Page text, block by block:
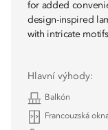
for added
design-inspired
with intricate
Hlavní výhody:
Balkón
Francouzská